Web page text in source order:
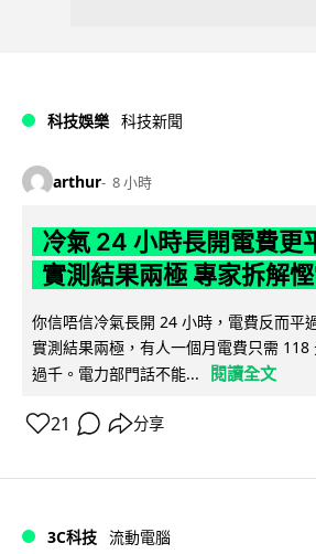
科技娛樂 科技新聞
arthur 8 小時
冷氣 24 小時長開電費更
實測結果兩極 專家拆解
你信唔信冷氣長開 24 小時，電費反而平
實測結果兩極，有人一個月電費只需 118
過千。電力部門話不能...
閱讀全文
21 分享
3C科技 流動電腦